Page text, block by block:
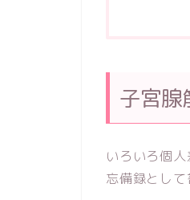
子宮腺
いろいろ個人
忘備録とし